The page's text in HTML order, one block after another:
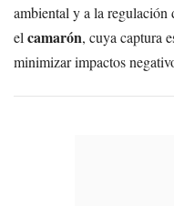
ambiental y a la regulación
el camarón, cuya captura
minimizar impactos